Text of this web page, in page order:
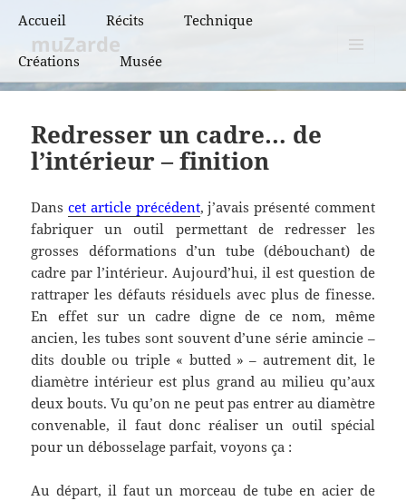
Accueil Récits
BCN et BPF
PBP
Flèches de France
Flèches de France
« vintage »
Technique
Créations Musée
muZarde
ET
Redresser un cadre… de
l’intérieur – finition
Danscet article précédent, j’avais présenté comment
fabriquer un outil permettant de redresser les
grosses déformations d’un tube (débouchant) de
cadre par l’intérieur. Aujourd’hui, il est question de
rattraper les défauts résiduels avec plus de finesse.
En effet sur un cadre digne de ce nom, même
ancien, les tubes sont souvent d’une série amincie –
dits double ou triple « butted » – autrement dit, le
diamètre intérieur est plus grand au milieu qu’aux
deux bouts. Vu qu’on ne peut pas entrer au diamètre
convenable, il faut donc réaliser un outil spécial
pour un débosselage parfait, voyons ça :
Au départ, il faut un morceau de tube en acier de